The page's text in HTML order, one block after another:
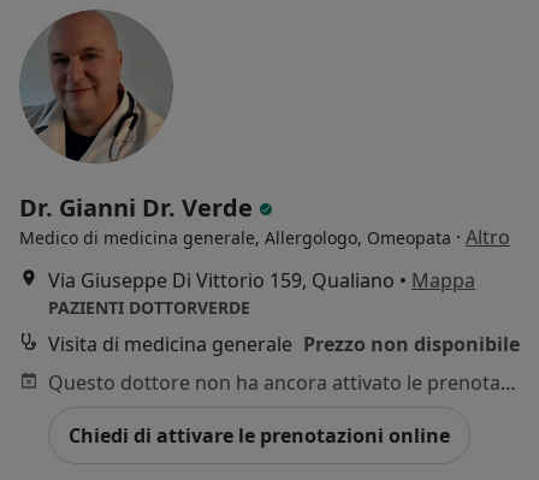
Dr. Gianni Dr. Verde
Medico di medicina generale, Allergologo, Omeopata · Altro
Via Giuseppe Di Vittorio 159, Qualiano • Mappa
PAZIENTI DOTTORVERDE
Visita di medicina generale Prezzo non disponibile
Questo dottore non ha ancora attivato le prenotazioni online presso questo indirizzo.
Chiedi di attivare le prenotazioni online